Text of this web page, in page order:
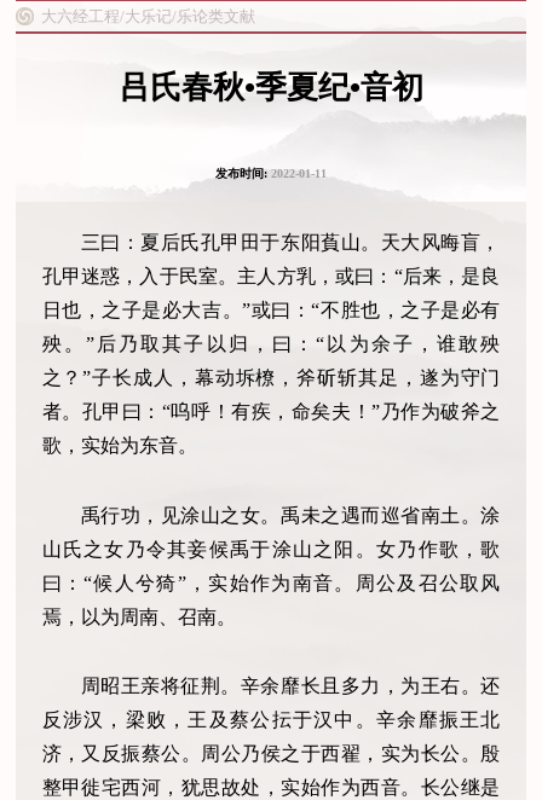
大六经工程/大乐记/乐论类文献
吕氏春秋•季夏纪•音初
发布时间:2022-01-11
三曰：夏后氏孔甲田于东阳萯山。天大风晦盲，
孔甲迷惑，入于民室。主人方乳，或曰：“后来，是良
日也，之子是必大吉。”或曰：“不胜也，之子是必有
殃。”后乃取其子以归，曰：“以为余子，谁敢殃
之？”子长成人，幕动坼橑，斧斫斩其足，遂为守门
者。孔甲曰：“呜呼！有疾，命矣夫！”乃作为破斧之
歌，实始为东音。
禹行功，见涂山之女。禹未之遇而巡省南土。涂
山氏之女乃令其妾候禹于涂山之阳。女乃作歌，歌
曰：“候人兮猗”，实始作为南音。周公及召公取风
焉，以为周南、召南。
周昭王亲将征荆。辛余靡长且多力，为王右。还
反涉汉，梁败，王及蔡公抎于汉中。辛余靡振王北
济，又反振蔡公。周公乃侯之于西翟，实为长公。殷
整甲徙宅西河，犹思故处，实始作为西音。长公继是